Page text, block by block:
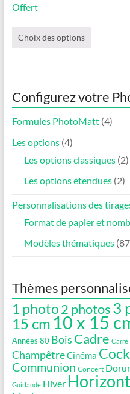
Offert
Choix des options
options
peuvent
être
la
page
du
Configurez votre
Formules PhotoMatt (4)
Les options (4)
Les options classiques (2)
Les options étendues (2)
Personnalisations des
Format de papier et
Modèles thématiques
Thèmes
1 photo2 photos3
15 cm 10 x 15
Années 80 Bois Cadre Carré
ChampêtreCinéma
Communion Concert
Guirlande Hiver